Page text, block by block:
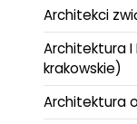
Architekci
Architektura
krakowskie)
Architektura